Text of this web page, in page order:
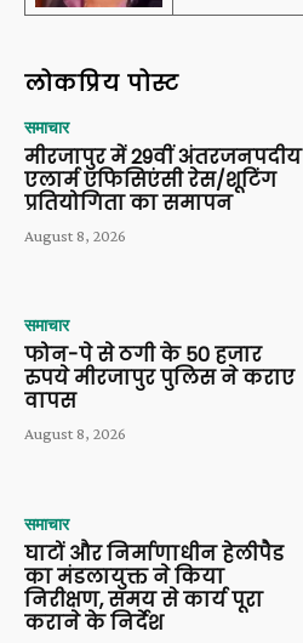
लोकप्रिय पोस्ट
समाचार
मीरजापुर में 29वीं अंतरजनपदीय
एलार्म एफिसिएंसी रेस/शूटिंग
प्रतियोगिता का समापन
August 8, 2026
समाचार
फोन-पे से ठगी के 50 हजार
रुपये मीरजापुर पुलिस ने कराए
वापस
August 8, 2026
समाचार
घाटों और निर्माणाधीन हेलीपैड
का मंडलायुक्त ने किया
निरीक्षण, समय से कार्य पूरा
कराने के निर्देश